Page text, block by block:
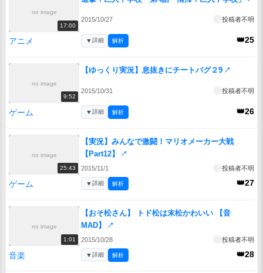
no image
17:00
2015/10/27 投稿者不明
アニメ 👑25
▼詳細 解析
no image
9:52
【ゆっくり実況】息抜きにチートバグ２9 ↗
2015/10/31 投稿者不明
ゲーム 👑26
▼詳細 解析
no image
25:43
【実況】みんなで激闘！マリオメーカー大戦
【Part12】
↗
2015/11/1 投稿者不明
ゲーム 👑27
▼詳細 解析
no image
1:01
【おそ松さん】 トド松は末松かわいい 【音
MAD】
↗
2015/10/28 投稿者不明
音楽 👑28
▼詳細 解析